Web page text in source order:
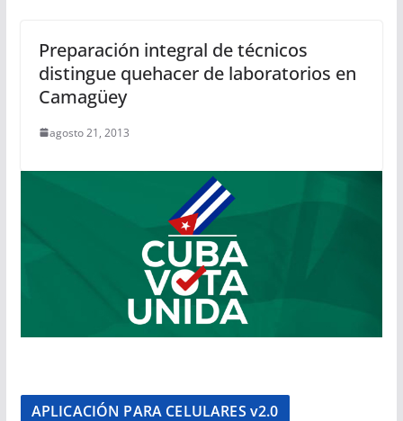
Preparación integral de técnicos
distingue quehacer de laboratorios en
Camagüey
agosto 21, 2013
APLICACIÓN PARA CELULARES v2.0